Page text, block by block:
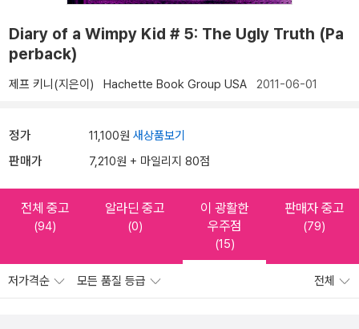
Diary of a Wimpy Kid # 5: The Ugly Truth (Pa
perback)
제프 키니(지은이) Hachette Book Group USA 2011-06-01
정가 11,100원 새상품보기
판매가 7,210원 + 마일리지 80점
전체 중고
(94)
알라딘 중고
(0)
이 광활한
우주점
(15)
판매자 중고
(79)
저가격순 모든 품질 등급 전체